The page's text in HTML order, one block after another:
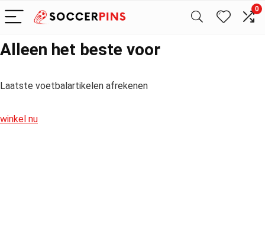
0
Alleen het beste voor
Laatste voetbalartikelen afrekenen
winkel nu